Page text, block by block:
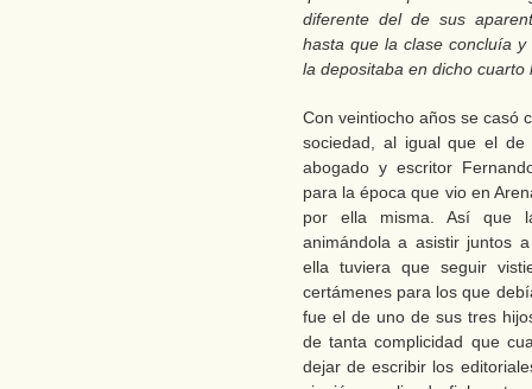
diferente del de sus
hasta que la clase concluía
la depositaba en dicho cuarto
Con veintiocho años se casó
sociedad, al igual que el de
abogado y escritor
para la época que vio en
por ella misma. Así que
animándola a asistir juntos
ella tuviera que seguir
certámenes para los que
fue el de uno de sus tres
de tanta complicidad que
dejar de escribir los